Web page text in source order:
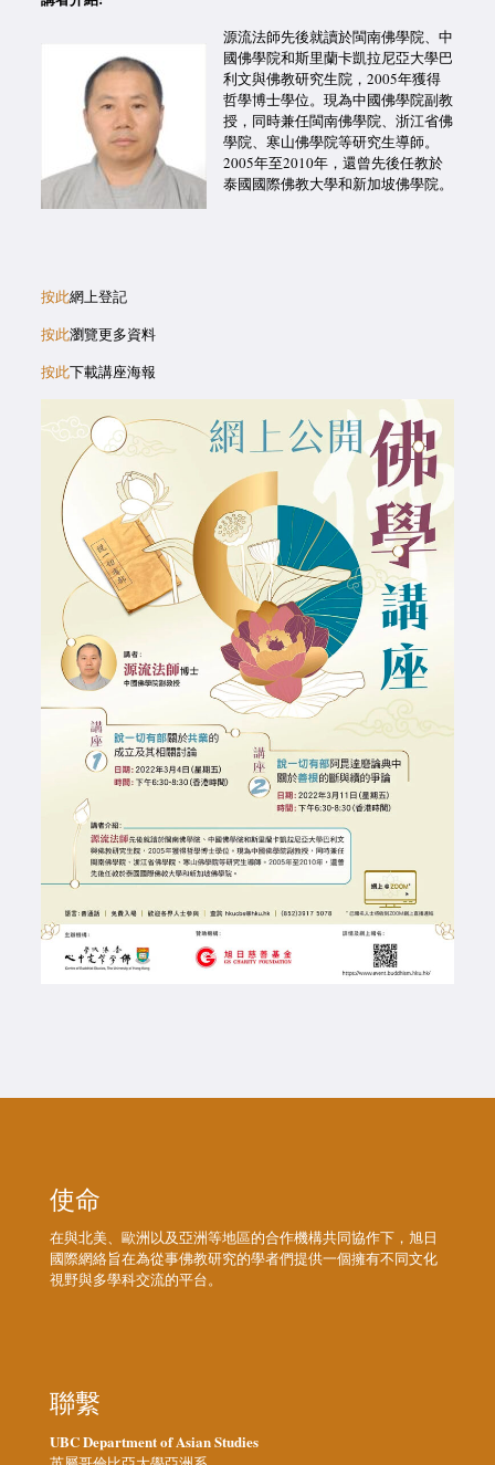
源流法師先後就讀於閩南佛學院、中
國佛學院和斯里蘭卡凱拉尼亞大學巴
利文與佛教研究生院，2005年獲得
哲學博士學位。現為中國佛學院副教
授，同時兼任閩南佛學院、浙江省佛
學院、寒山佛學院等研究生導師。
2005年至2010年，還曾先後任教於
泰國國際佛教大學和新加坡佛學院。
按此網上登記
按此瀏覽更多資料
按此下載講座海報
使命
在與北美、歐洲以及亞洲等地區的合作機構共同協作下，旭日
國際網絡旨在為從事佛教研究的學者們提供一個擁有不同文化
視野與多學科交流的平台。
聯繫
UBC Department of Asian Studies